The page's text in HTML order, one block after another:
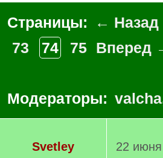
Страницы: ← Назад
73
74 75 Вперед
Модераторы: valcha
Svetley
22